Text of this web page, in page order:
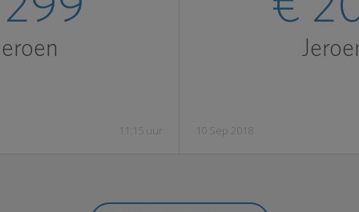
11:15 uur 10 Sep 2018